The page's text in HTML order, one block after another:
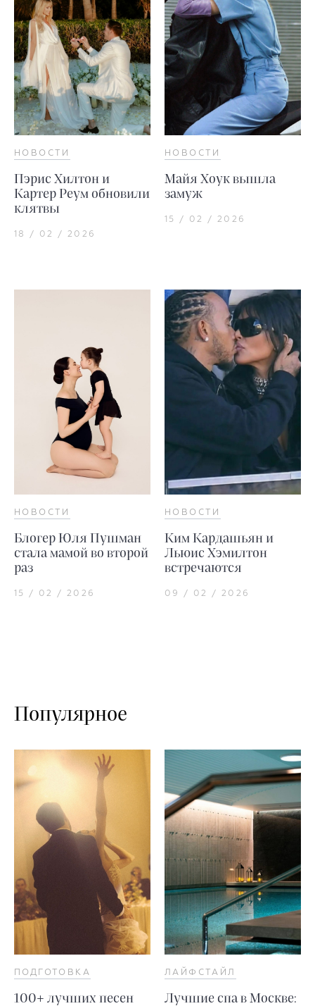
НОВОСТИ
Пэрис Хилтон и
Картер Реум обновили
клятвы
18 / 02 / 2026
НОВОСТИ
Майя Хоук вышла
замуж
15 / 02 / 2026
НОВОСТИ
Блогер Юля Пушман
стала мамой во второй
раз
15 / 02 / 2026
НОВОСТИ
Ким Кардашьян и
Льюис Хэмилтон
встречаются
09 / 02 / 2026
Популярное
ПОДГОТОВКА
100+ лучших песен
ЛАЙФСТАЙЛ
Лучшие спа в Москве: